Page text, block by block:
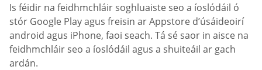
Is féidir na feidhmchláir soghluaiste seo a íoslódáil ó
stór Google Play agus freisin ar Appstore d’úsáideoirí
android agus iPhone, faoi seach. Tá sé saor in aisce na
feidhmchláir seo a íoslódáil agus a shuiteáil ar gach
ardán.